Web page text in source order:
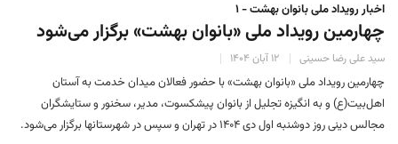
اخبار رویداد ملی بانوان بهشت - ۱
چهارمین رویداد ملی «بانوان بهشت» برگزار می‌شود
سید علی رضا حسینی ۱۲ آبان ۱۴۰۴
چهارمین رویداد ملی «بانوان بهشت» با حضور فعالان میدان خدمت به آستان
اهل‌بیت(ع) و به انگیزه تجلیل از بانوان پیشکسوت، مدیر، سخنور و ستایشگران
مجالس دینی روز دوشنبه اول دی ۱۴۰۴ در تهران و سپس در شهرستانها برگزار می‌شود.